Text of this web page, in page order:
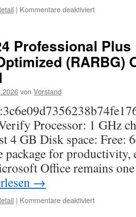
| Kommentare deaktiviertfür
Russian
[CtrlHD]
KMS
Professional Plus
(RARBG)
von Vorstand
Processor: 1 GHz
4 GB Disk space: Free:
package for productivity,
Office remains
→
| Kommentare deaktiviertfür